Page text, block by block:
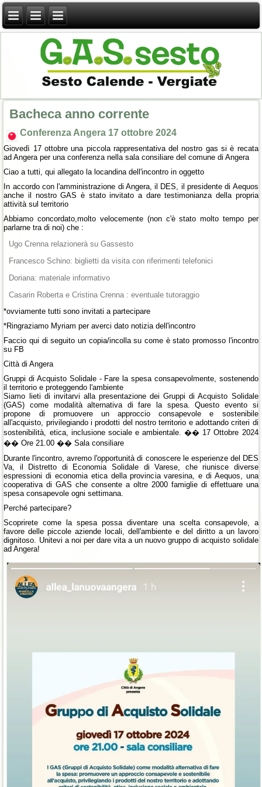
Bacheca anno corrente
Conferenza Angera 17 ottobre 2024
Giovedì 17 ottobre una piccola rappresentativa del nostro gas si è recata
ad Angera per una conferenza nella sala consiliare del comune di Angera
Ciao a tutti, qui allegato la locandina dell'incontro in oggetto
In accordo con l'amministrazione di Angera, il DES, il presidente di Aequos
anche il nostro GAS è stato invitato a dare testimonianza della propria
attività sul territorio
Abbiamo concordato,molto velocemente (non c'è stato molto tempo per
parlarne tra di noi) che :
Ugo Crenna relazionerà su Gassesto
Francesco Schino: biglietti da visita con riferimenti telefonici
Doriana: materiale informativo
Casarin Roberta e Cristina Crenna : eventuale tutoraggio
*ovviamente tutti sono invitati a partecipare
*Ringraziamo Myriam per averci dato notizia dell'incontro
Faccio qui di seguito un copia/incolla su come è stato promosso l'incontro
su FB
Città di Angera
Gruppi di Acquisto Solidale - Fare la spesa consapevolmente, sostenendo
il territorio e proteggendo l'ambiente
Siamo lieti di invitarvi alla presentazione dei Gruppi di Acquisto Solidale
(GAS) come modalità alternativa di fare la spesa. Questo evento si
propone di promuovere un approccio consapevole e sostenibile
all'acquisto, privilegiando i prodotti del nostro territorio e adottando criteri di
sostenibilità, etica, inclusione sociale e ambientale. �� 17 Ottobre 2024
�� Ore 21.00 �� Sala consiliare
Durante l'incontro, avremo l'opportunità di conoscere le esperienze del DES
Va, il Distretto di Economia Solidale di Varese, che riunisce diverse
espressioni di economia etica della provincia varesina, e di Aequos, una
cooperativa di GAS che consente a oltre 2000 famiglie di effettuare una
spesa consapevole ogni settimana.
Perché partecipare?
Scoprirete come la spesa possa diventare una scelta consapevole, a
favore delle piccole aziende locali, dell'ambiente e del diritto a un lavoro
dignitoso. Unitevi a noi per dare vita a un nuovo gruppo di acquisto solidale
ad Angera!